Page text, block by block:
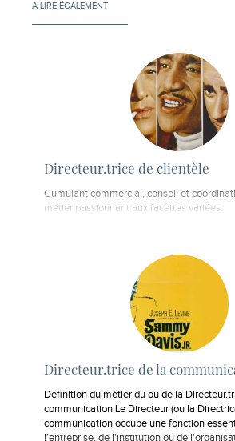
À LIRE ÉGALEMENT
Directeur.trice de clientèle
Cumulant commercial, conseil et
métier passionnant aux facettes variées.
Directeur.trice de la
Définition du métier du ou de la
communication Le Directeur (ou la
communication occupe une fonction
l’entreprise, de l'institution ou de